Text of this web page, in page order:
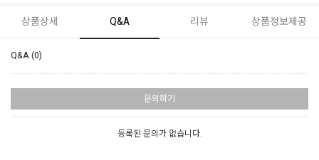
상품상세 Q&A 리뷰 상품정보제공
Q&A (0)
문의하기
등록된 문의가 없습니다.